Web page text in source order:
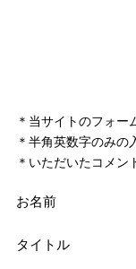
＊当サイトのフォー
＊半角英数字のみの
＊いただいたコメン
お名前
タイトル